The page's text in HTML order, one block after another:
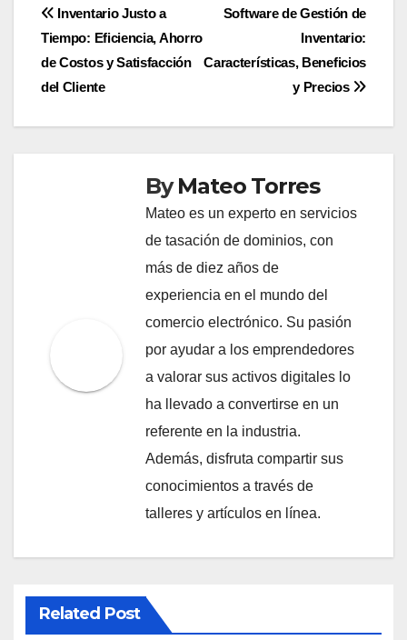
Post
navigation
Software de Gestión de
Inventario:
Características, Beneficios
y Precios
Inventario Justo a
Tiempo: Eficiencia, Ahorro
de Costos y Satisfacción
del Cliente
ByMateo Torres
Mateo es un experto en servicios
de tasación de dominios, con
más de diez años de
experiencia en el mundo del
comercio electrónico. Su pasión
por ayudar a los emprendedores
a valorar sus activos digitales lo
ha llevado a convertirse en un
referente en la industria.
Además, disfruta compartir sus
conocimientos a través de
talleres y artículos en línea.
Related Post